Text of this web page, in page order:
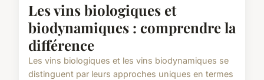
Les vins biologiques et
biodynamiques : comprendre la
différence
Les vins biologiques et les vins biodynamiques se
distinguent par leurs approches uniques en termes